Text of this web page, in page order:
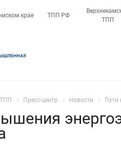
крае ТПП РФ
ТПП
Пресс-центр Новости Пути